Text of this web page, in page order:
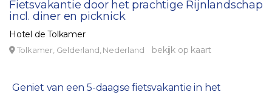
Fietsvakantie door het prachtige Rijnlandschap
incl. diner en picknick
Hotel de Tolkamer
Tolkamer, Gelderland, Nederland bekijk op kaart
Geniet van een 5-daagse fietsvakantie in het